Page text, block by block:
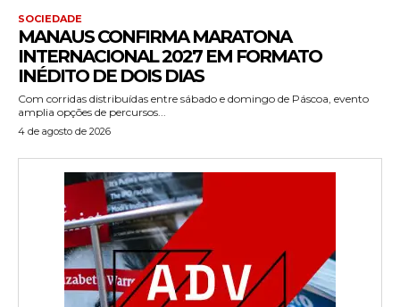
SOCIEDADE
MANAUS CONFIRMA MARATONA
INTERNACIONAL 2027 EM FORMATO
INÉDITO DE DOIS DIAS
Com corridas distribuídas entre sábado e domingo de Páscoa, evento
amplia opções de percursos...
4 de agosto de 2026